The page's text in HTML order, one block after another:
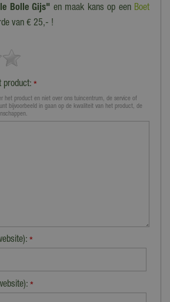
Bolle Gijs" en maak kans op een Boet
van € 25,- !
product: *
het product en niet over ons tuincentrum, de service of
bijvoorbeeld in gaan op de kwaliteit van het product, de
*
*